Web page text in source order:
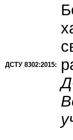
ДСТУ 8302:2015: